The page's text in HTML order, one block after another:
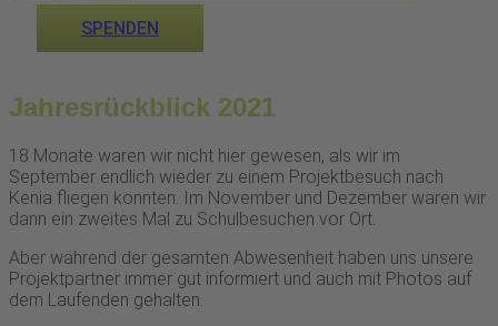
SPENDEN
Jahresrückblick 2021
18 Monate waren wir nicht hier gewesen, als wir im
September endlich wieder zu einem Projektbesuch nach
Kenia fliegen konnten. Im November und Dezember waren wir
dann ein zweites Mal zu Schulbesuchen vor Ort.
Aber während der gesamten Abwesenheit haben uns unsere
Projektpartner immer gut informiert und auch mit Photos auf
dem Laufenden gehalten.